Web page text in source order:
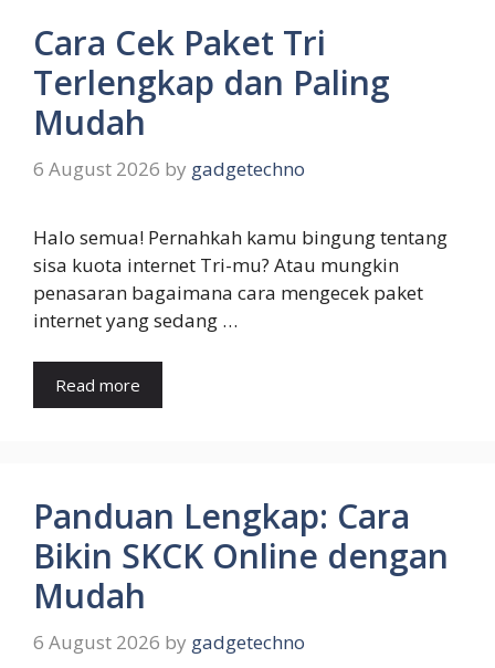
Cara Cek Paket Tri
Terlengkap dan Paling
Mudah
6 August 2026 by gadgetechno
Halo semua! Pernahkah kamu bingung tentang
sisa kuota internet Tri-mu? Atau mungkin
penasaran bagaimana cara mengecek paket
internet yang sedang …
Read more
Panduan Lengkap: Cara
Bikin SKCK Online dengan
Mudah
6 August 2026 by gadgetechno